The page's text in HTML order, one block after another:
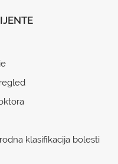
klasifikacija bolesti